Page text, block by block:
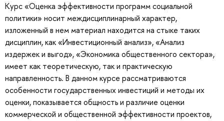
Курс «Оценка эффективности программ социальной
политики» носит междисциплинарный характер,
изложенный в нем материал находится на стыке таких
дисциплин, как «Инвестиционный анализ», «Анализ
издержек и выгод», «Экономика общественного сектора»,
имеет как теоретическую, так и практическую
направленность. В данном курсе рассматриваются
особенности государственных инвестиций и методы их
оценки, показывается общность и различие оценки
коммерческой и общественной эффективности проектов,